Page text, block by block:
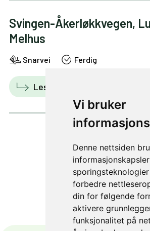
Vi bruker
Denne nettsiden
forbedre
din for følgende
aktivere
funksjonalitet på
Svingen-Åkerløkkvegen,
Melhus
Snarvei Ferdig
Les mer
1 av 19